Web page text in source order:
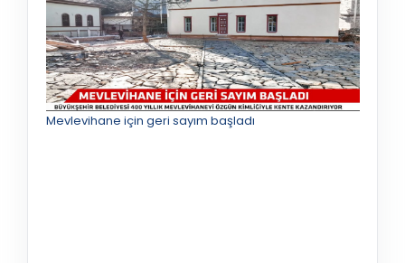
Mevlevihane için geri sayım başladı